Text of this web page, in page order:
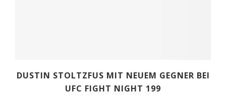
DUSTIN STOLTZFUS MIT NEUEM GEGNER BEI
UFC FIGHT NIGHT 199